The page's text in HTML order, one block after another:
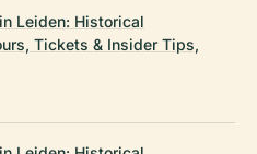
Leiden: Historical
Tickets & Insider Tips,